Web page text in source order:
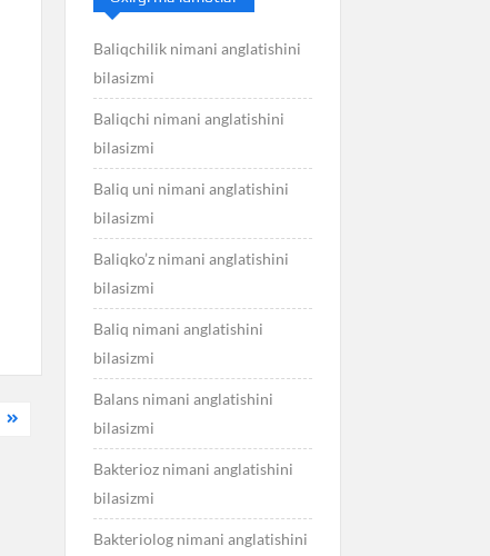
Baliqchilik nimani anglatishini
bilasizmi
Baliqchi nimani anglatishini
bilasizmi
Baliq uni nimani anglatishini
bilasizmi
Baliqko’z nimani anglatishini
bilasizmi
Baliq nimani anglatishini
bilasizmi
Balans nimani anglatishini
bilasizmi
Bakterioz nimani anglatishini
bilasizmi
Bakteriolog nimani anglatishini